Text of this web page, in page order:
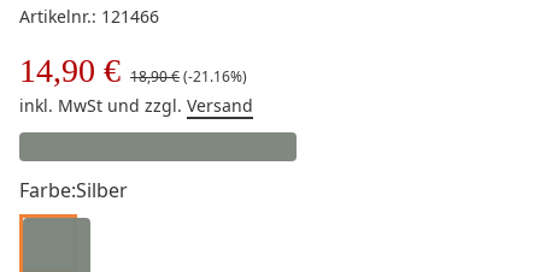
Artikelnr.: 121466
14,90 € 18,90 €(-21.16%)
inkl. MwSt und zzgl. Versand
Farbe:Silber